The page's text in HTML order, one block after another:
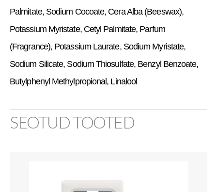
Palmitate, Sodium Cocoate, Cera Alba (Beeswax),
Potassium Myristate, Cetyl Palmitate, Parfum
(Fragrance), Potassium Laurate, Sodium Myristate,
Sodium Silicate, Sodium Thiosulfate, Benzyl Benzoate,
Butylphenyl Methylpropional, Linalool
SEOTUD TOOTED